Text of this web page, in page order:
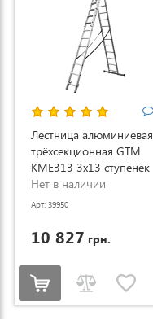
Лестница алюминиевая
трёхсекционная GTM
KME313 3x13 ступенек
3.53-8.93м (KME313)
Нет в наличии
Арт: 39950
10 827 грн.